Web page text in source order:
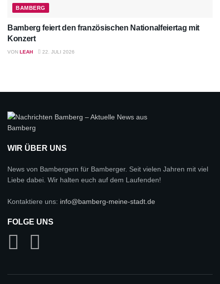
BAMBERG
Bamberg feiert den französischen Nationalfeiertag mit
Konzert
VON LEAH 22. JULI 2026
WIR ÜBER UNS
News von Bambergern für Bamberger. Seit vielen Jahren mit viel
Liebe dabei. Wir halten euch auf dem Laufenden!
Kontaktiere uns: info@bamberg-meine-stadt.de
FOLGE UNS